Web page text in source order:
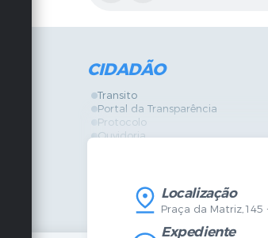
CIDADÃO
Transito
Portal da Transparência
Protocolo
Ouvidoria
Legislação
Diário Oficial
Mapa do Site
Certidões
Localização
Praça da Matriz,145
Expediente